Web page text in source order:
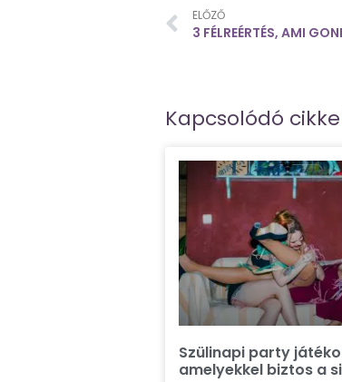
ELŐZŐ
3 FÉLREÉRTÉS, AMI
Kapcsolódó
Szülinapi party
amelyekkel biztos a